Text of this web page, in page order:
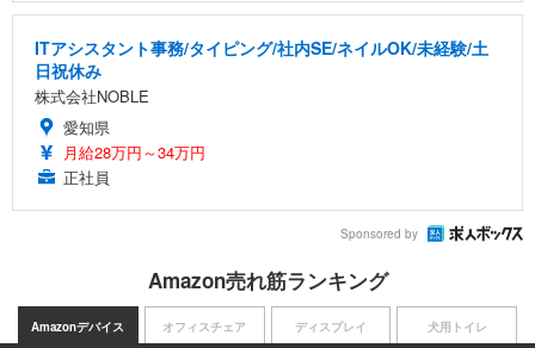
ITアシスタント事務/タイピング/社内SE/ネイルOK/未経験/土
日祝休み
株式会社NOBLE
愛知県
月給28万円～34万円
正社員
Sponsored by
Amazon売れ筋ランキング
Amazonデバイス オフィスチェア ディスプレイ 犬用トイレ